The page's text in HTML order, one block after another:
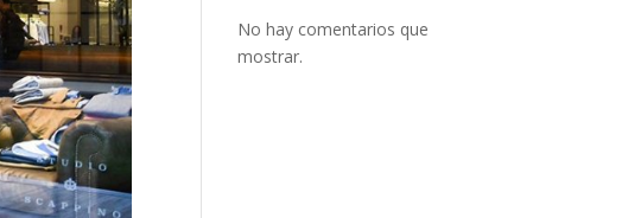
No hay comentarios que
mostrar.